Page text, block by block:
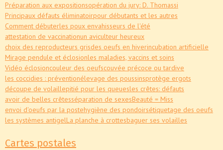
Préparation aux expositionsopération du jury: D. Thomassi
Principaux défauts éliminatoirpour débutants et les autres
Comment débuterles poux envahisseurs de l'été
attestation de vaccinationun aviculteur heureux
choix des reproducteurs grisdes oeufs en hiverincubation artificielle
Mirage pendule et éclosionles maladies, vaccins et soins
Vidéo éclosioncouleur des oeufscouvée précoce ou tardive
les coccidies : préventionélevage des poussinsprotège ergots
découpe de volaillepitié pour les queuesles crêtes: défauts
avoir de belles crêtesséparation de sexesBeauté = Miss
envoi d'oeufs par la postehygiène des pondoirsétiquetage des oeufs
les systèmes antigelLa planche à crottesbaguer ses volailles
Cartes postales